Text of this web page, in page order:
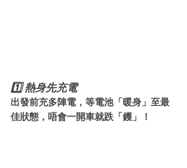
1️⃣ 熱身先充電
出發前充多陣電，等電池「暖身」至最
佳狀態，唔會一開車就跌「鑊」！